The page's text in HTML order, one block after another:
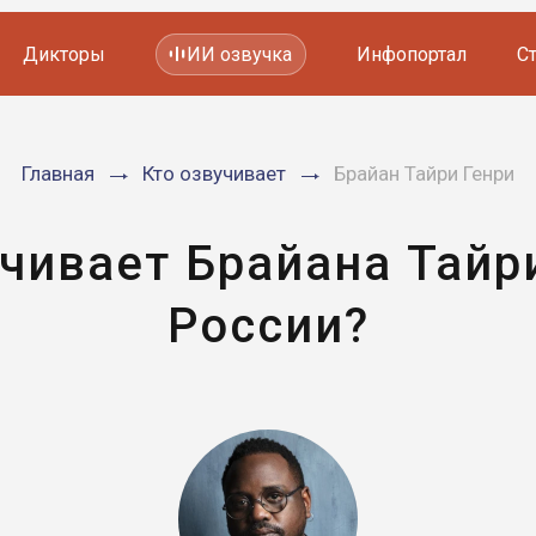
Мультфильмов
Дикторы ИИ озвучка Инфопортал
Главная Кто озвучивает Брайан Тайри Генри
Брайана
России?